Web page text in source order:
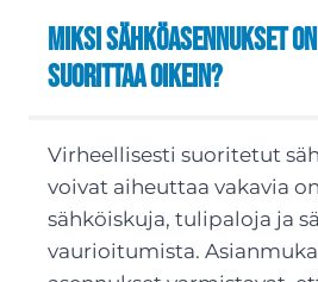
Miksi sähköasennukset
suorittaa oikein?
Virheellisesti suoritetut
voivat aiheuttaa vakavia
sähköiskuja, tulipaloja ja
vaurioitumista.